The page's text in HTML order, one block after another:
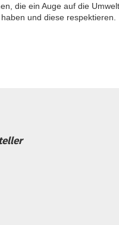
die ein Auge auf die
und diese respektieren.